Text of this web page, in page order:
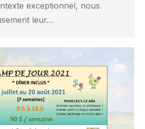
exceptionnel, nous
leur…